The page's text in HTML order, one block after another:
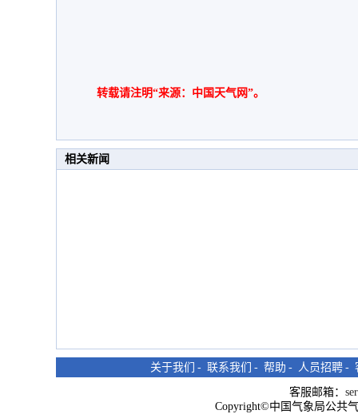
转载请注明“来源：中国天气网”。
相关新闻
关于我们 - 联系我们 - 帮助 - 人员招聘 -
客服邮箱：
Copyright©中国气象局公共